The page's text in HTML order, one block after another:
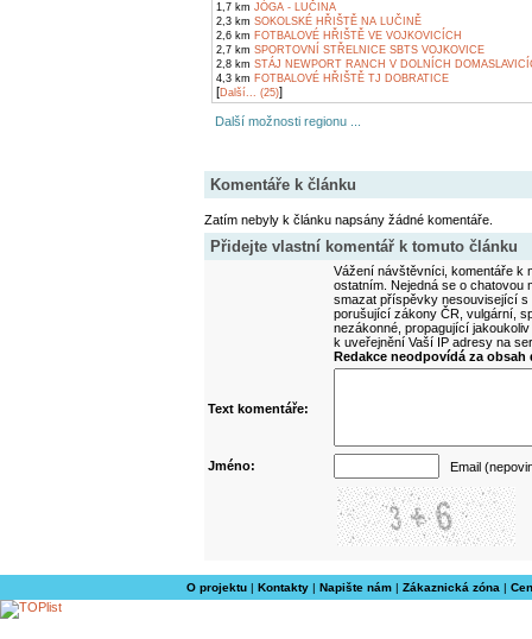
1,7 km JÓGA - LUČINA
2,3 km SOKOLSKÉ HŘIŠTĚ NA LUČINĚ
2,6 km FOTBALOVÉ HŘIŠTĚ VE VOJKOVICÍCH
2,7 km SPORTOVNÍ STŘELNICE SBTS VOJKOVICE
2,8 km STÁJ NEWPORT RANCH V DOLNÍCH
4,3 km FOTBALOVÉ HŘIŠTĚ TJ DOBRATICE
[Další... (25)]
Další možnosti regionu ...
Komentáře k článku
Zatím nebyly k článku napsány žádné komentáře.
Přidejte vlastní komentář k tomuto článku
Vážení návštěvníci, komentáře k
ostatním. Nejedná se o
smazat příspěvky nesouvisející
porušující zákony ČR, vulgární,
nezákonné, propagující
k uveřejnění Vaší IP adresy na
Redakce neodpovídá za
Text komentáře:
Jméno: Email
O projektu| Kontakty| Napište nám| Zákaznická zóna |